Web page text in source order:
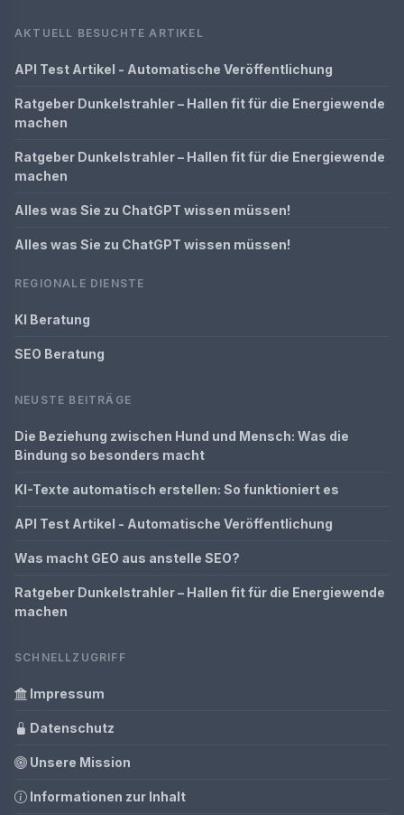
AKTUELL BESUCHTE ARTIKEL
API Test Artikel - Automatische Veröffentlichung
Ratgeber Dunkelstrahler – Hallen fit für die Energiewende
machen
Ratgeber Dunkelstrahler – Hallen fit für die Energiewende
machen
Alles was Sie zu ChatGPT wissen müssen!
Alles was Sie zu ChatGPT wissen müssen!
REGIONALE DIENSTE
KI Beratung
SEO Beratung
NEUSTE BEITRÄGE
Die Beziehung zwischen Hund und Mensch: Was die
Bindung so besonders macht
KI-Texte automatisch erstellen: So funktioniert es
API Test Artikel - Automatische Veröffentlichung
Was macht GEO aus anstelle SEO?
Ratgeber Dunkelstrahler – Hallen fit für die Energiewende
machen
SCHNELLZUGRIFF
Impressum
Datenschutz
Unsere Mission
Informationen zur Inhalt